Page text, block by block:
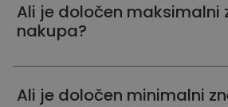
Ali je določen maksimalni
nakupa?
Ali je določen minimalni